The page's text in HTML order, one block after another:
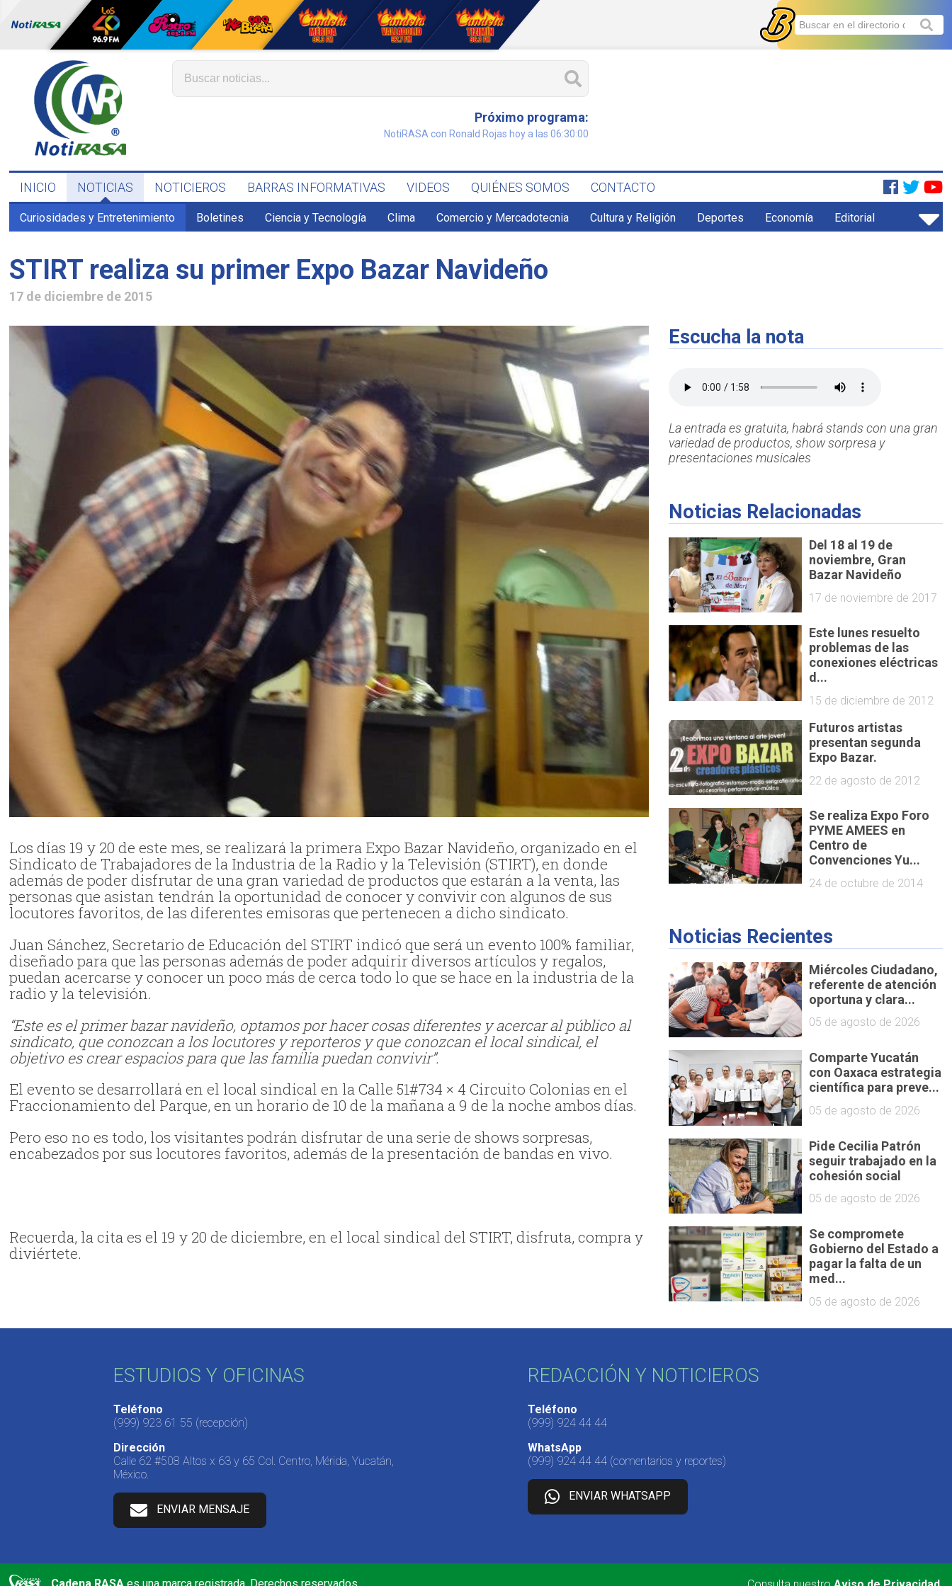
Próximo programa:
NotiRASA con Ronald Rojas hoy a las 06:30:00
INICIO NOTICIAS NOTICIEROS BARRAS INFORMATIVAS VIDEOS QUIÉNES SOMOS CONTACTO
Curiosidades y Entretenimiento Boletines Ciencia y Tecnología Clima Comercio y Mercadotecnia Cultura y Religión Deportes Economía Editorial
STIRT realiza su primer Expo Bazar Navideño
17 de diciembre de 2015
Los días 19 y 20 de este mes, se realizará la primera Expo Bazar Navideño, organizado en el
Sindicato de Trabajadores de la Industria de la Radio y la Televisión (STIRT), en donde
además de poder disfrutar de una gran variedad de productos que estarán a la venta, las
personas que asistan tendrán la oportunidad de conocer y convivir con algunos de sus
locutores favoritos, de las diferentes emisoras que pertenecen a dicho sindicato.
Juan Sánchez, Secretario de Educación del STIRT indicó que será un evento 100% familiar,
diseñado para que las personas además de poder adquirir diversos artículos y regalos,
puedan acercarse y conocer un poco más de cerca todo lo que se hace en la industria de la
radio y la televisión.
“Este es el primer bazar navideño, optamos por hacer cosas diferentes y acercar al público al
sindicato, que conozcan a los locutores y reporteros y que conozcan el local sindical, el
objetivo es crear espacios para que las familia puedan convivir”.
El evento se desarrollará en el local sindical en la Calle 51#734 × 4 Circuito Colonias en el
Fraccionamiento del Parque, en un horario de 10 de la mañana a 9 de la noche ambos días.
Pero eso no es todo, los visitantes podrán disfrutar de una serie de shows sorpresas,
encabezados por sus locutores favoritos, además de la presentación de bandas en vivo.
Recuerda, la cita es el 19 y 20 de diciembre, en el local sindical del STIRT, disfruta, compra y
diviértete.
Escucha la nota
La entrada es gratuita, habrá stands con una gran
variedad de productos, show sorpresa y
presentaciones musicales
Noticias Relacionadas
Del 18 al 19 de
noviembre, Gran
Bazar Navideño
17 de noviembre de 2017
Este lunes resuelto
problemas de las
conexiones eléctricas
d...
15 de diciembre de 2012
Futuros artistas
presentan segunda
Expo Bazar.
22 de agosto de 2012
Se realiza Expo Foro
PYME AMEES en
Centro de
Convenciones Yu...
24 de octubre de 2014
Noticias Recientes
Miércoles Ciudadano,
referente de atención
oportuna y clara...
05 de agosto de 2026
Comparte Yucatán
con Oaxaca estrategia
científica para preve...
05 de agosto de 2026
Pide Cecilia Patrón
seguir trabajado en la
cohesión social
05 de agosto de 2026
Se compromete
Gobierno del Estado a
pagar la falta de un
med...
05 de agosto de 2026
ESTUDIOS Y OFICINAS
Teléfono
(999) 923 61 55 (recepción)
Dirección
Calle 62 #508 Altos x 63 y 65 Col. Centro, Mérida, Yucatán,
México.
ENVIAR MENSAJE
REDACCIÓN Y NOTICIEROS
Teléfono
(999) 924 44 44
WhatsApp
(999) 924 44 44 (comentarios y reportes)
ENVIAR WHATSAPP
Cadena RASA es una marca registrada. Derechos reservados.